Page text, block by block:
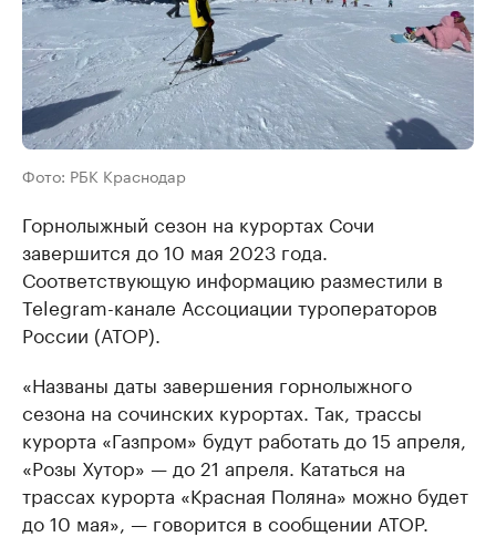
Фото: РБК Краснодар
Горнолыжный сезон на курортах Сочи
завершится до 10 мая 2023 года.
Соответствующую информацию разместили в
Telegram-канале Ассоциации туроператоров
России (АТОР).
«Названы даты завершения горнолыжного
сезона на сочинских курортах. Так, трассы
курорта «Газпром» будут работать до 15 апреля,
«Розы Хутор» — до 21 апреля. Кататься на
трассах курорта «Красная Поляна» можно будет
до 10 мая», — говорится в сообщении АТОР.